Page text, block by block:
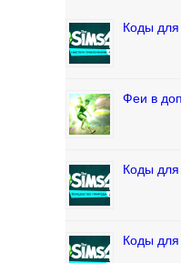
Коды
Феи в
Коды
Коды